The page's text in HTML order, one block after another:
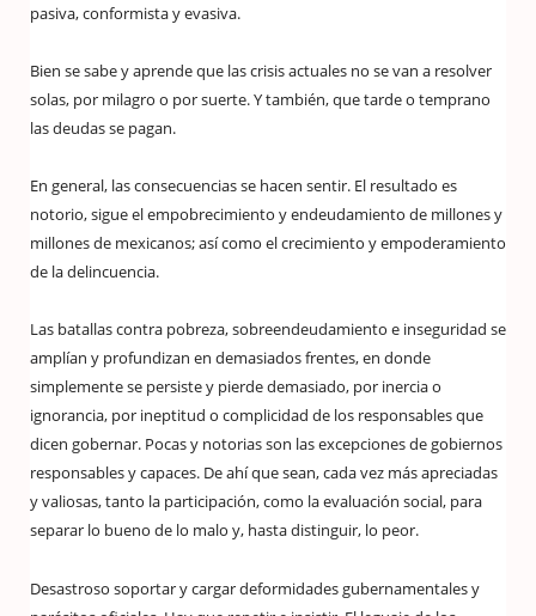
pasiva, conformista y evasiva.
Bien se sabe y aprende que las crisis actuales no se van a resolver
solas, por milagro o por suerte. Y también, que tarde o temprano
las deudas se pagan.
En general, las consecuencias se hacen sentir. El resultado es
notorio, sigue el empobrecimiento y endeudamiento de millones y
millones de mexicanos; así como el crecimiento y empoderamiento
de la delincuencia.
Las batallas contra pobreza, sobreendeudamiento e inseguridad se
amplían y profundizan en demasiados frentes, en donde
simplemente se persiste y pierde demasiado, por inercia o
ignorancia, por ineptitud o complicidad de los responsables que
dicen gobernar. Pocas y notorias son las excepciones de gobiernos
responsables y capaces. De ahí que sean, cada vez más apreciadas
y valiosas, tanto la participación, como la evaluación social, para
separar lo bueno de lo malo y, hasta distinguir, lo peor.
Desastroso soportar y cargar deformidades gubernamentales y